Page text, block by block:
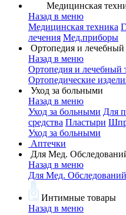
Медицинская
Назад в меню
Медицинская техника
лечения Мед.приборы
Ортопедия и лечебный
Назад в меню
Ортопедия и лечебный
Ортопедические
Уход за больными
Назад в меню
Уход за больными Для
средства Пластыри
Уход за больными
Аптечки
Для Мед.
Назад в меню
Для Мед. Обследований
Интимные товары
Назад в меню